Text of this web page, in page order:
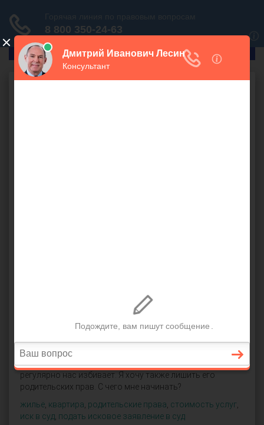
ГлавПрав
муниципальная государственная квартира, где
зарегистрированы мой бывший супруг, сын 12 лет и я.
подать исковое заявление в суд, чтобы
условия для проживания в нашем доме попросту
никакие. Мы живем вместе с мужем, а он пьет, и
регулярно нас избивает. Я хочу также лишить его
родительских прав. С чего мне начинать?
жильё квартира родительские права стоимость услуг
иск в суд подать исковое заявление в суд